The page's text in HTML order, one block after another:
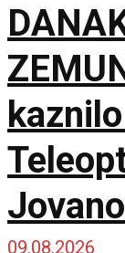
09.08.2026